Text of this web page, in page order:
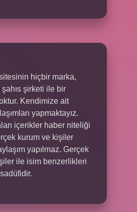
hiçbir marka,
şirketi ile bir
Kendimize ait
yapmaktayız.
içerikler haber niteliği
kurum ve kişiler
yapılmaz. Gerçek
ile isim benzerlikleri